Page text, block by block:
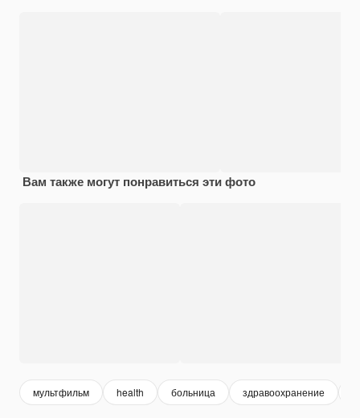
Вам также могут понравиться эти фото
мультфильм health больница здравоохранение